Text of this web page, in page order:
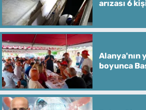
arızası 6
Alanya'nın
boyunca